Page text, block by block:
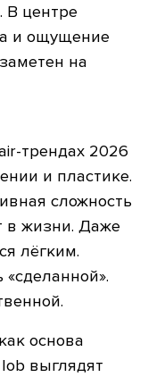
В центре
и ощущение
на
трендах 2026
и пластике.
сложность
в жизни. Даже
лёгким.
основа
выглядят